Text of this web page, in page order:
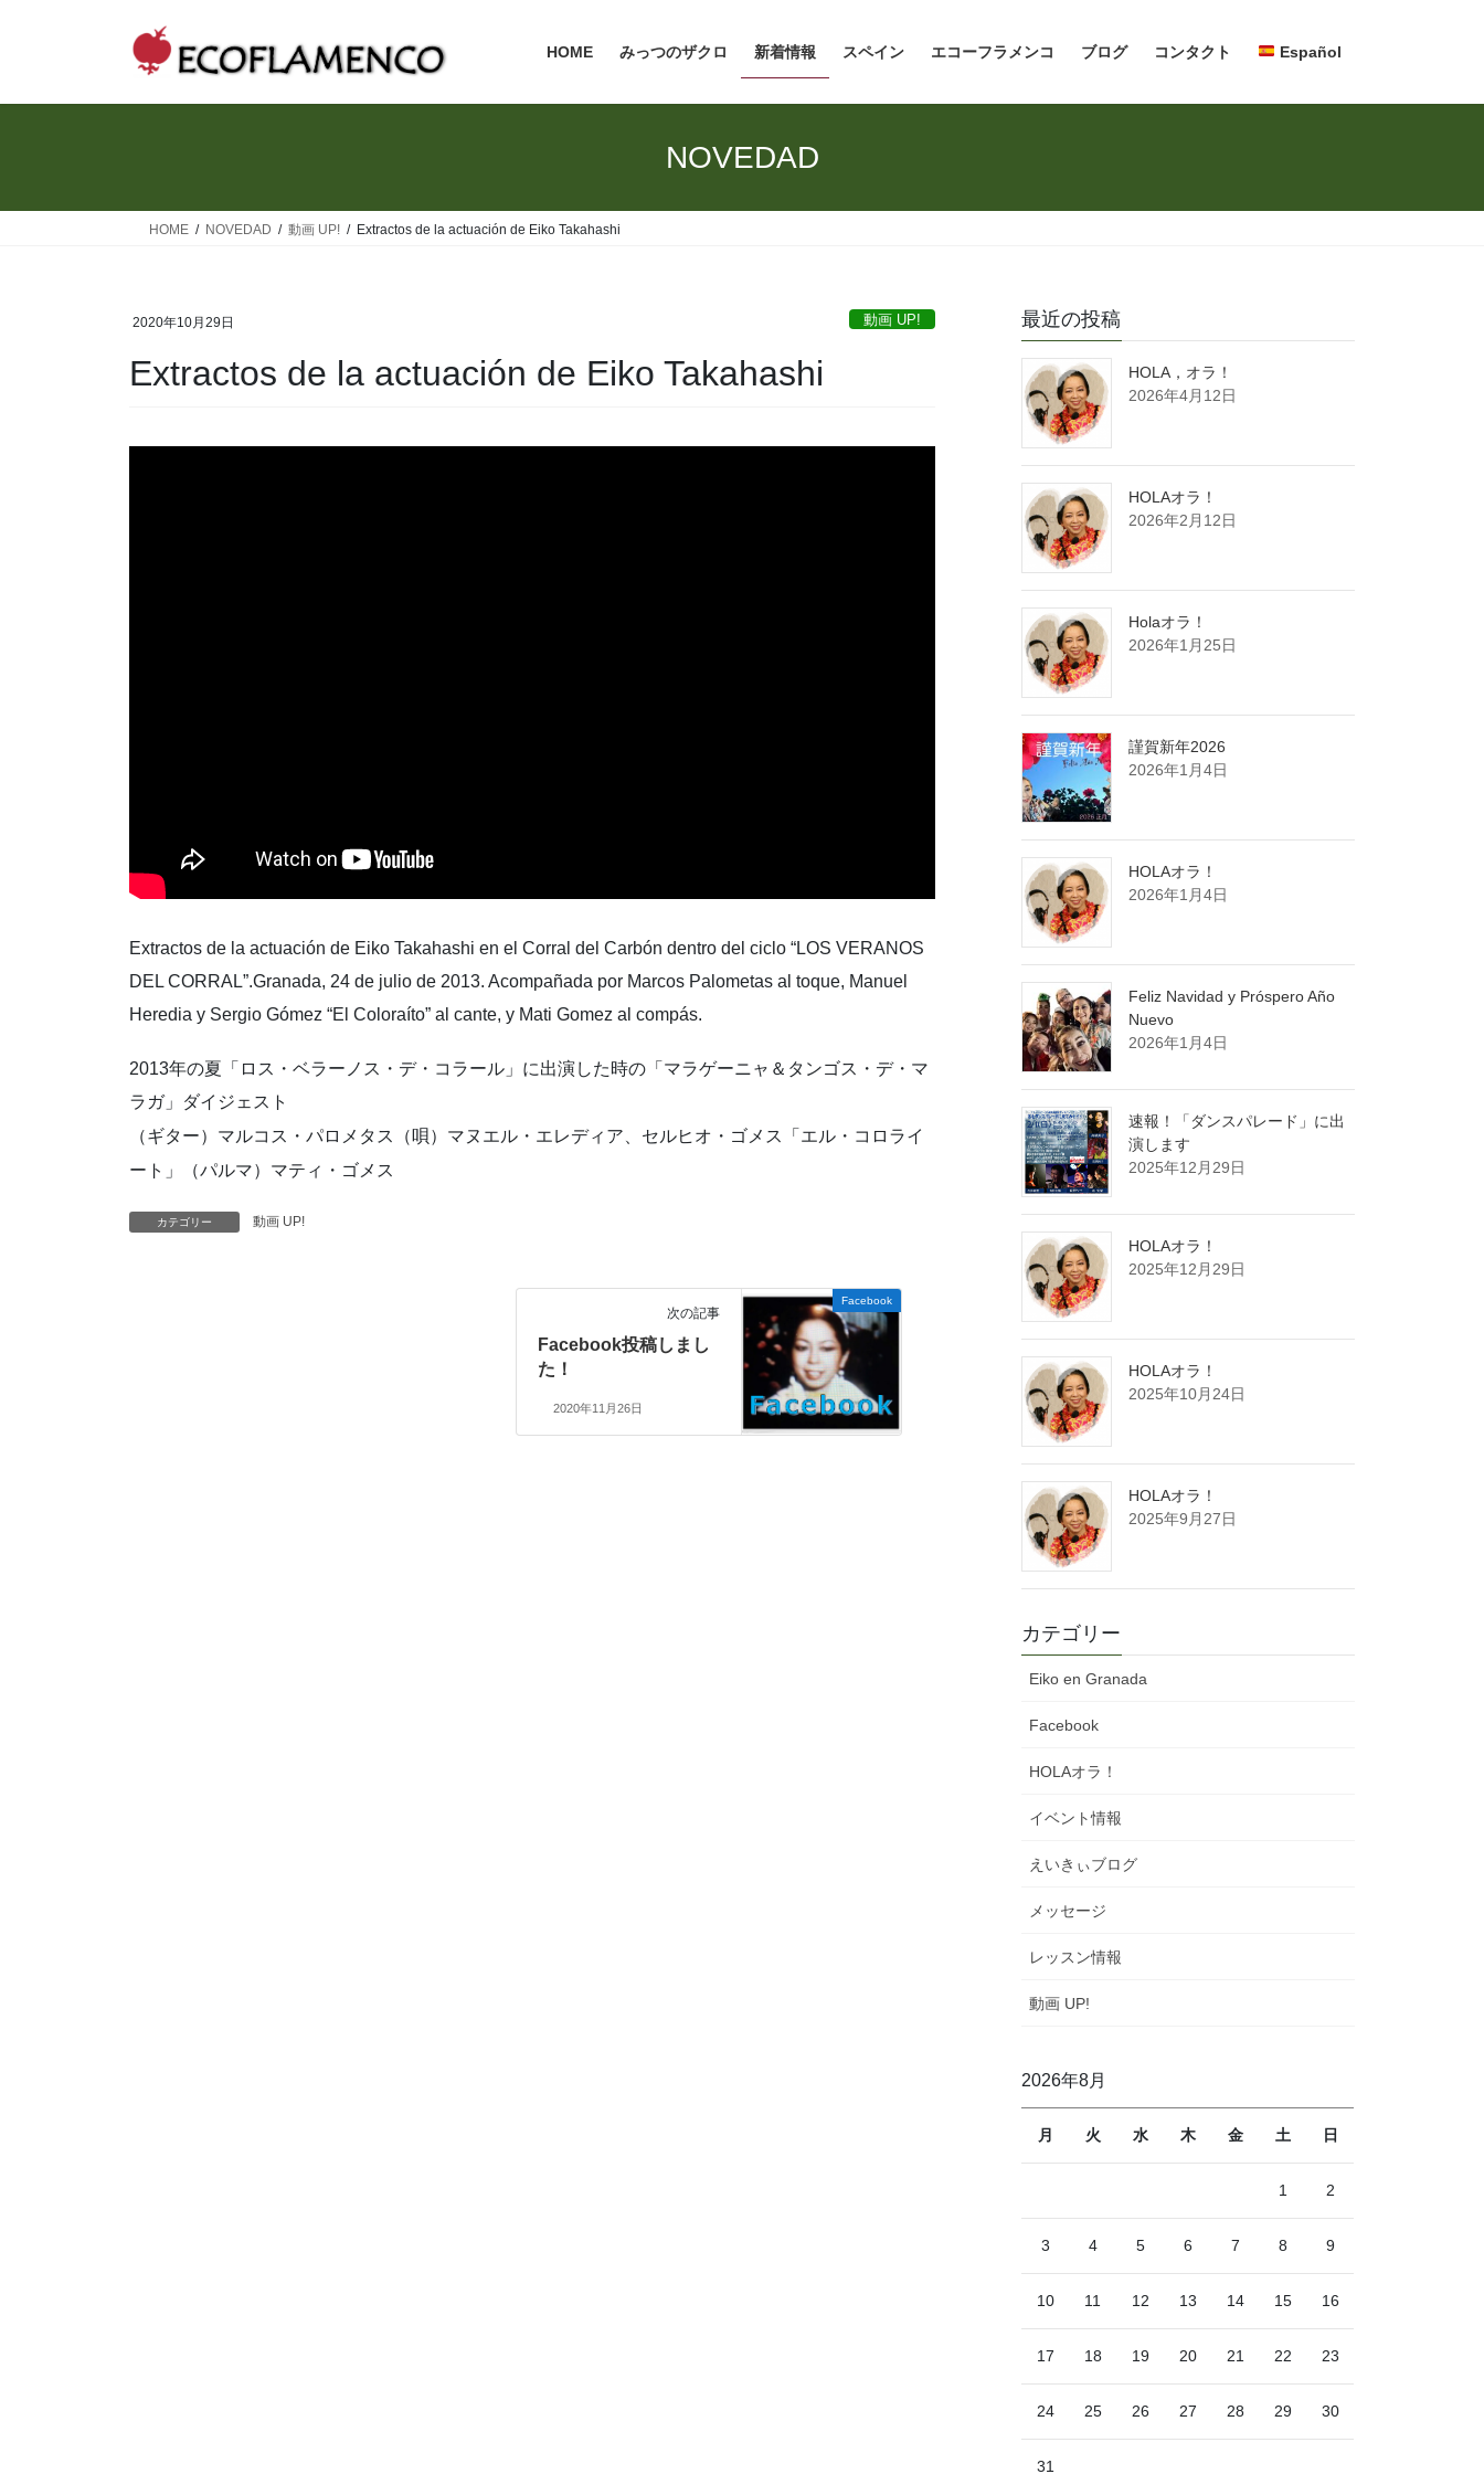
HOME みっつのザクロ 新着情報 スペイン エコーフラメンコ ブログ コンタクト Español
NOVEDAD
HOME NOVEDAD 動画 UP! Extractos de la actuación de Eiko Takahashi
2020年10月29日 動画 UP!
Extractos de la actuación de Eiko Takahashi
Extractos de la actuación de Eiko Takahashi en el Corral del Carbón dentro del ciclo “LOS VERANOS
DEL CORRAL”.Granada, 24 de julio de 2013. Acompañada por Marcos Palometas al toque, Manuel
Heredia y Sergio Gómez “El Coloraíto” al cante, y Mati Gomez al compás.
2013年の夏「ロス・ベラーノス・デ・コラール」に出演した時の「マラゲーニャ＆タンゴス・デ・マ
ラガ」ダイジェスト
（ギター）マルコス・パロメタス（唄）マヌエル・エレディア、セルヒオ・ゴメス「エル・コロライ
ート」（パルマ）マティ・ゴメス
カテゴリー 動画 UP!
Facebook
次の記事
Facebook投稿しまし
た！
2020年11月26日
最近の投稿
HOLA，オラ！
2026年4月12日
HOLAオラ！
2026年2月12日
Holaオラ！
2026年1月25日
謹賀新年2026
2026年1月4日
HOLAオラ！
2026年1月4日
Feliz Navidad y Próspero Año
Nuevo
2026年1月4日
速報！「ダンスパレード」に出
演します
2025年12月29日
HOLAオラ！
2025年12月29日
HOLAオラ！
2025年10月24日
HOLAオラ！
2025年9月27日
カテゴリー
Eiko en Granada
Facebook
HOLAオラ！
イベント情報
えいきぃブログ
メッセージ
レッスン情報
動画 UP!
2026年8月
月 火 水 木 金 土 日
1 2
3 4 5 6 7 8 9
10 11 12 13 14 15 16
17 18 19 20 21 22 23
24 25 26 27 28 29 30
31